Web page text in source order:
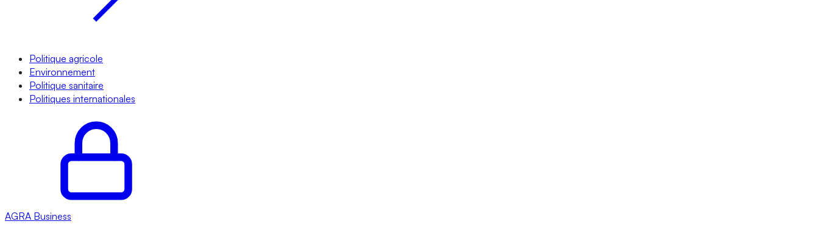
Politique agricole
Environnement
Politique sanitaire
Politiques internationales
AGRA Business